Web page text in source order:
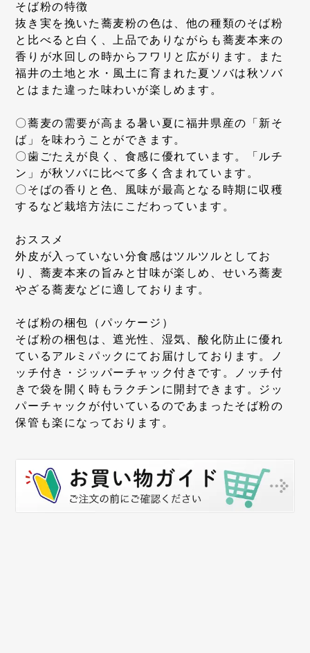
そば粉の特徴
抜き実を挽いた蕎麦粉の色は、他の種類のそば粉
と比べると白く、上品でありながらも蕎麦本来の
香りが水回しの時からフワリと広がります。また
福井の土地と水・風土に育まれた夏ソバは秋ソバ
とはまた違った味わいが楽しめます。
〇蕎麦の需要が高まる暑い夏に福井県産の「新そ
ば」を味わうことができます。
〇歯ごたえが良く、食感に優れています。「ルチ
ン」が秋ソバに比べて多く含まれています。
〇そばの香りと色、風味が最高となる時期に収穫
するなど栽培方法にこだわっています。
おススメ
外皮が入っていない分食感はツルツルとしてお
り、蕎麦本来の旨みと甘味が楽しめ、せいろ蕎麦
やざる蕎麦などに適しております。
そば粉の梱包（パッケージ）
そば粉の梱包は、遮光性、湿気、酸化防止に優れ
ているアルミパックにてお届けしております。ノ
ッチ付き・ジッパーチャック付きです。ノッチ付
きで袋を開く時もラクチンに開封できます。ジッ
パーチャックが付いているのであまったそば粉の
保管も楽になっております。